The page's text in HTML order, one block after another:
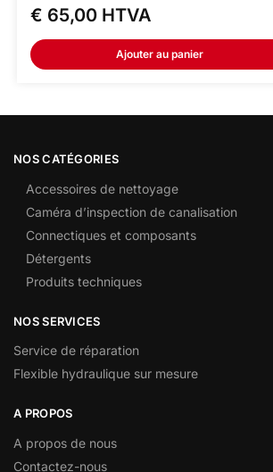
€ 65,00 HTVA
Ajouter au panier
NOS CATÉGORIES
Accessoires de nettoyage
Caméra d’inspection de canalisation
Connectiques et composants
Détergents
Produits techniques
NOS SERVICES
Service de réparation
Flexible hydraulique sur mesure
A PROPOS
A propos de nous
Contactez-nous